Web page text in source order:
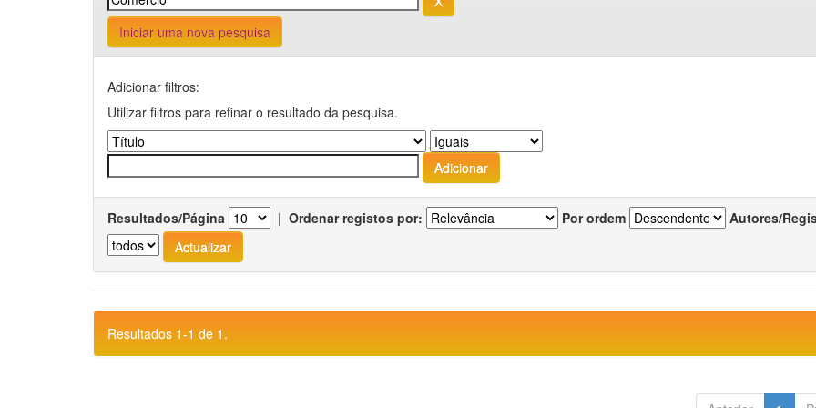
Iniciar uma nova pesquisa
Adicionar filtros:
Utilizar filtros para refinar o resultado da pesquisa.
Resultados/Página | Ordenar registos por: Por ordem Autores/
Resultados 1-1 de 1.